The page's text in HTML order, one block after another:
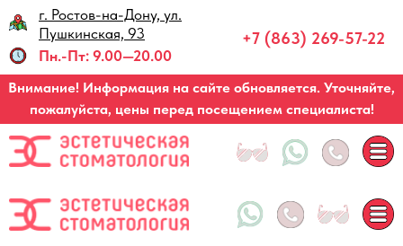
г. Ростов-на-Дону, ул.
Пушкинская, 93
Пн.-Пт: 9.00—20.00
+7 (863) 269-57-22
Внимание! Информация на сайте обновляется. Уточняйте,
пожалуйста, цены перед посещением специалиста!
Запись по звонку